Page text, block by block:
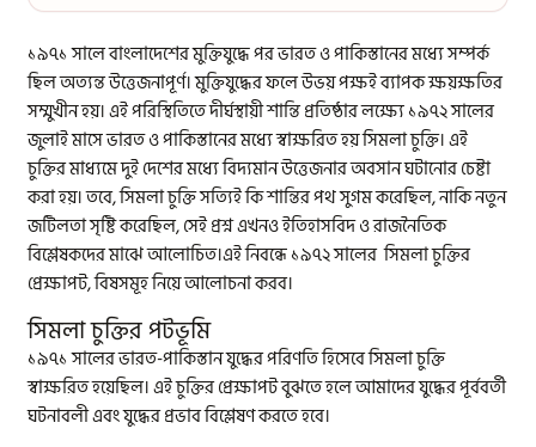
১৯৭১ সালে বাংলাদেশের মুক্তিযুদ্ধে পর ভারত ও পাকিস্তানের মধ্যে সম্পর্ক
ছিল অত্যন্ত উত্তেজনাপূর্ণ। মুক্তিযুদ্ধের ফলে উভয় পক্ষই ব্যাপক ক্ষয়ক্ষতির
সম্মুখীন হয়। এই পরিস্থিতিতে দীর্ঘস্থায়ী শান্তি প্রতিষ্ঠার লক্ষ্যে ১৯৭২ সালের
জুলাই মাসে ভারত ও পাকিস্তানের মধ্যে স্বাক্ষরিত হয় সিমলা চুক্তি। এই
চুক্তির মাধ্যমে দুই দেশের মধ্যে বিদ্যমান উত্তেজনার অবসান ঘটানোর চেষ্টা
করা হয়। তবে, সিমলা চুক্তি সত্যিই কি শান্তির পথ সুগম করেছিল, নাকি নতুন
জটিলতা সৃষ্টি করেছিল, সেই প্রশ্ন এখনও ইতিহাসবিদ ও রাজনৈতিক
বিশ্লেষকদের মাঝে আলোচিত।এই নিবন্ধে ১৯৭২ সালের সিমলা চুক্তির
প্রেক্ষাপট, বিষসমূহ নিয়ে আলোচনা করব।
সিমলা চুক্তির পটভূমি
১৯৭১ সালের ভারত-পাকিস্তান যুদ্ধের পরিণতি হিসেবে সিমলা চুক্তি
স্বাক্ষরিত হয়েছিল। এই চুক্তির প্রেক্ষাপট বুঝতে হলে আমাদের যুদ্ধের পূর্ববর্তী
ঘটনাবলী এবং যুদ্ধের প্রভাব বিশ্লেষণ করতে হবে।